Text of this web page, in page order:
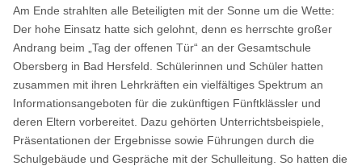
Am Ende strahlten alle Beteiligten mit der Sonne um die Wette:
Der hohe Einsatz hatte sich gelohnt, denn es herrschte großer
Andrang beim „Tag der offenen Tür“ an der Gesamtschule
Obersberg in Bad Hersfeld. Schülerinnen und Schüler hatten
zusammen mit ihren Lehrkräften ein vielfältiges Spektrum an
Informationsangeboten für die zukünftigen Fünftklässler und
deren Eltern vorbereitet. Dazu gehörten Unterrichtsbeispiele,
Präsentationen der Ergebnisse sowie Führungen durch die
Schulgebäude und Gespräche mit der Schulleitung. So hatten die